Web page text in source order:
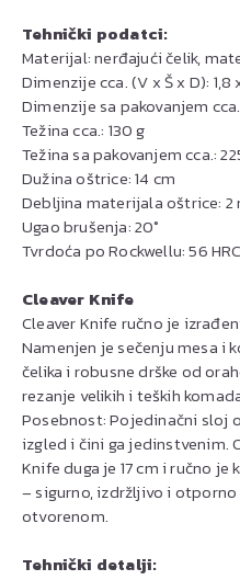
Tehnički podatci:
Materijal: nerđajući čelik,
Dimenzije cca. (V x Š x D): 1,8
Dimenzije sa pakovanjem cca.
Težina cca.: 130 g
Težina sa pakovanjem cca.:
Dužina oštrice: 14 cm
Debljina materijala oštrice: 2
Ugao brušenja: 20°
Tvrdoća po Rockwellu: 56 HRC
Cleaver Knife
Cleaver Knife ručno je
Namenjen je sečenju mesa i
čelika i robusne drške od
rezanje velikih i teških
Posebnost: Pojedinačni sloj
izgled i čini ga jedinstvenim.
Knife duga je 17 cm i ručno
– sigurno, izdržljivo i otporno
otvorenom.
Tehnički detalji: